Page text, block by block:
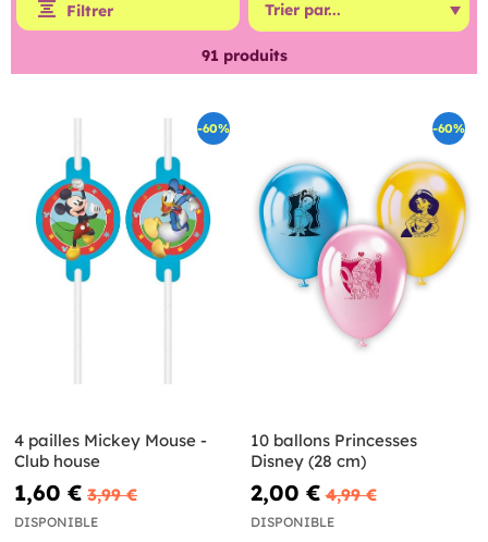
Filtrer
91 produits
-60%
4 pailles Mickey Mouse -
Club house
1,60 € 3,99 €
DISPONIBLE
-60%
10 ballons Princesses
Disney (28 cm)
2,00 € 4,99 €
DISPONIBLE